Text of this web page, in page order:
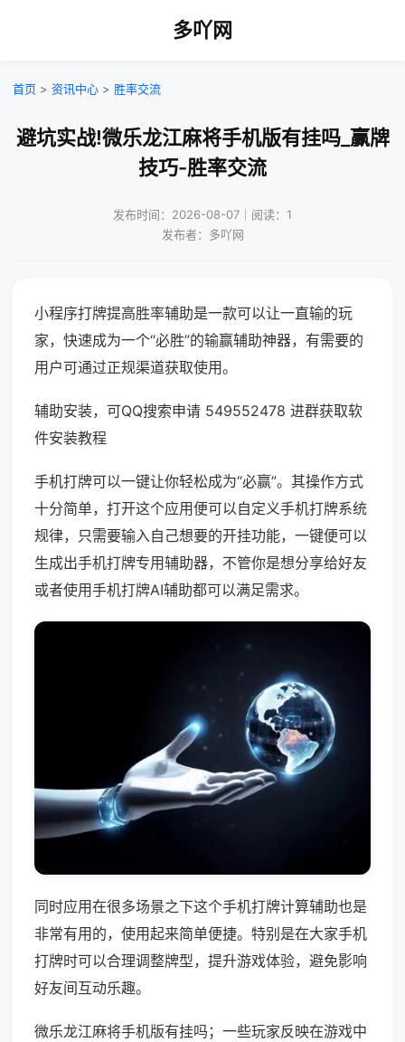
多吖网
首页 > 资讯中心 > 胜率交流
避坑实战!微乐龙江麻将手机版有挂吗_赢牌
技巧-胜率交流
发布时间：2026-08-07｜阅读：1
发布者：多吖网
小程序打牌提高胜率辅助是一款可以让一直输的玩
家，快速成为一个“必胜”的输赢辅助神器，有需要的
用户可通过正规渠道获取使用。
辅助安装，可QQ搜索申请 549552478 进群获取软
件安装教程
手机打牌可以一键让你轻松成为“必赢”。其操作方式
十分简单，打开这个应用便可以自定义手机打牌系统
规律，只需要输入自己想要的开挂功能，一键便可以
生成出手机打牌专用辅助器，不管你是想分享给好友
或者使用手机打牌AI辅助都可以满足需求。
同时应用在很多场景之下这个手机打牌计算辅助也是
非常有用的，使用起来简单便捷。特别是在大家手机
打牌时可以合理调整牌型，提升游戏体验，避免影响
好友间互动乐趣。
微乐龙江麻将手机版有挂吗；一些玩家反映在游戏中